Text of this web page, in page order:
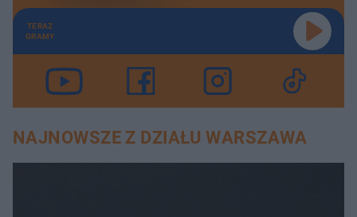
TERAZ
GRAMY
NAJNOWSZE Z DZIAŁU WARSZAWA